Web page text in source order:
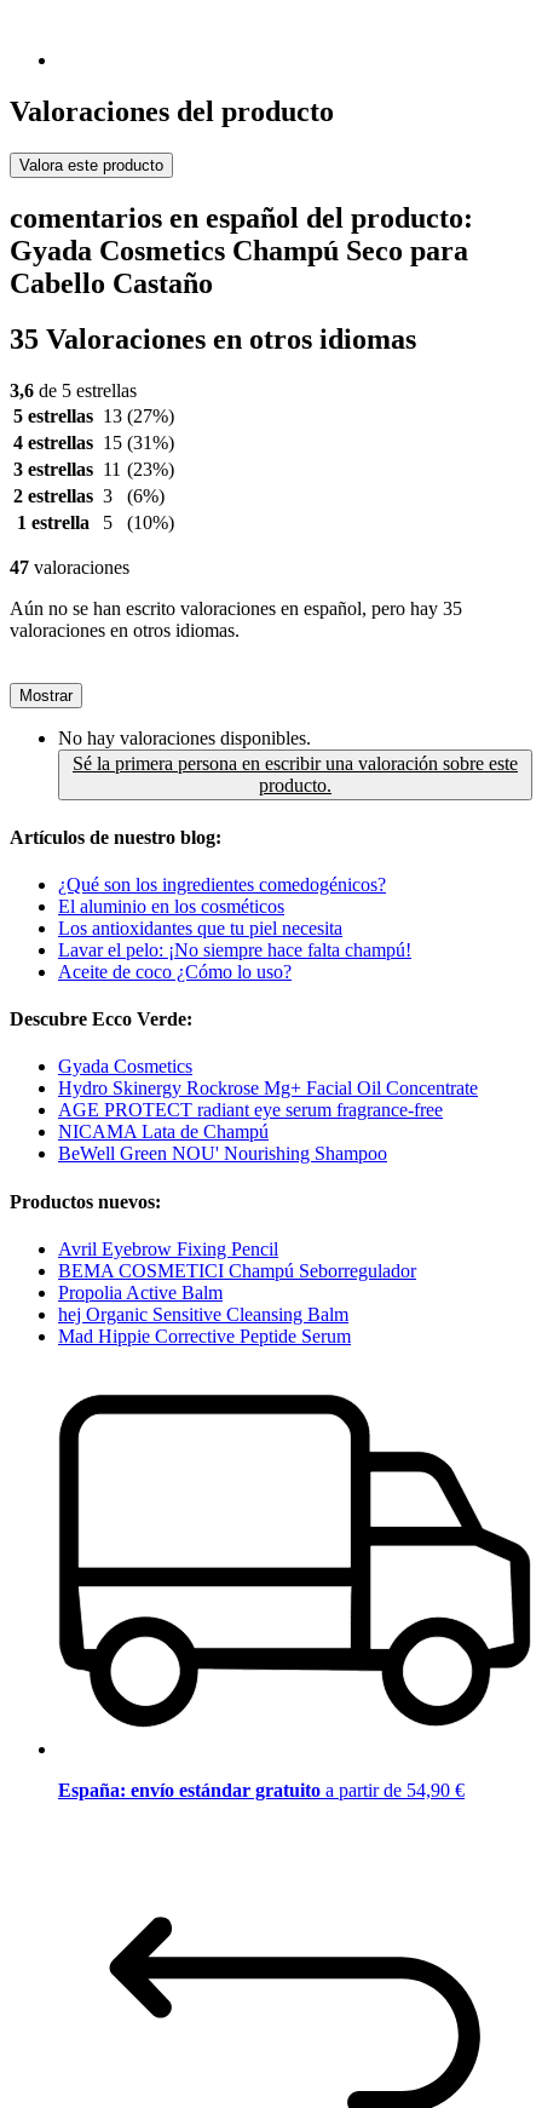
Valoraciones del producto
Valora este producto
comentarios en español del producto:
Gyada Cosmetics Champú Seco para
Cabello Castaño
35 Valoraciones en otros idiomas
3,6 de 5 estrellas
5 estrellas 13 (27%)
4 estrellas 15 (31%)
3 estrellas 11 (23%)
2 estrellas 3
(6%)
1 estrella
5 (10%)
47 valoraciones
Aún no se han escrito valoraciones en español, pero hay 35
valoraciones en otros idiomas.
Mostrar
No hay valoraciones disponibles.
Sé la primera persona en escribir una valoración sobre este
producto.
Artículos de nuestro blog:
¿Qué son los ingredientes comedogénicos?
El aluminio en los cosméticos
Los antioxidantes que tu piel necesita
Lavar el pelo: ¡No siempre hace falta champú!
Aceite de coco ¿Cómo lo uso?
Descubre Ecco Verde:
Gyada Cosmetics
Hydro Skinergy Rockrose Mg+ Facial Oil Concentrate
AGE PROTECT radiant eye serum fragrance-free
NICAMA Lata de Champú
BeWell Green NOU' Nourishing Shampoo
Productos nuevos:
Avril Eyebrow Fixing Pencil
BEMA COSMETICI Champú Seborregulador
Propolia Active Balm
hej Organic Sensitive Cleansing Balm
Mad Hippie Corrective Peptide Serum
España: envío estándar gratuito a partir de 54,90 €